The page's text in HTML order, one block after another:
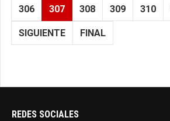
306 307 308 309 310
SIGUIENTE FINAL
REDES SOCIALES